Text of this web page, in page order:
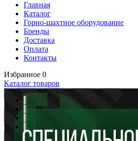
Главная
Каталог
Горно-шахтное оборудование
Бренды
Доставка
Оплата
Контакты
Избранное 0
Каталог товаров